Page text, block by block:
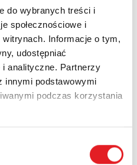
do wybranych treści i
społecznościowe i
Informacje o tym,
udostępniać
i analityczne. Partnerzy
innymi podstawowymi
podczas korzystania